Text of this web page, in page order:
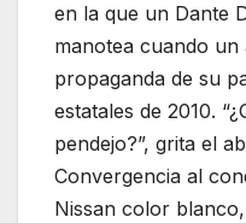
en la que un Dante
manotea cuando
propaganda de su
estatales de 2010.
pendejo?”, grita el
Convergencia al
Nissan color